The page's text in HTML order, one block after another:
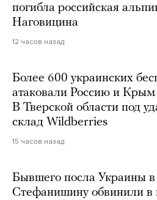
погибла российская
Наговицина
12 часов назад
Более 600 украинских
атаковали Россию и Крым
В Тверской области под
склад Wildberries
15 часов назад
Бывшего посла Украины
Стефанишину обвинили в